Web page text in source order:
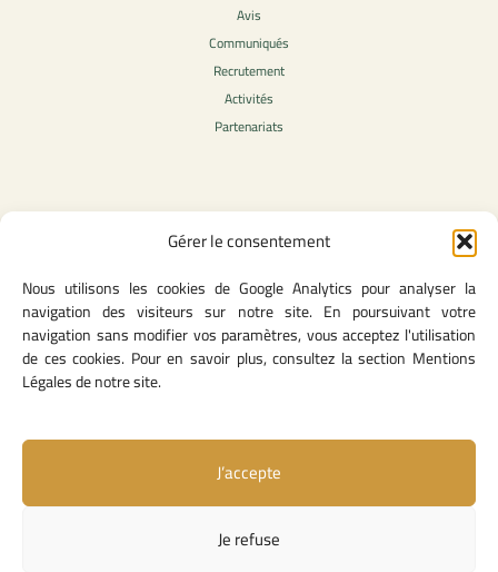
Gérer le consentement
Nous utilisons les cookies de Google Analytics pour analyser la
navigation des visiteurs sur notre site. En poursuivant votre
navigation sans modifier vos paramètres, vous acceptez l'utilisation
de ces cookies. Pour en savoir plus, consultez la section Mentions
Légales de notre site.
J’accepte
Je refuse
Avis
Communiqués
Recrutement
Activités
Partenariats
Contenu légale
CGU
Mentions légales
Politique des cookies
Lien utiles
Contact
Missions & attributions
Textes Fondateurs